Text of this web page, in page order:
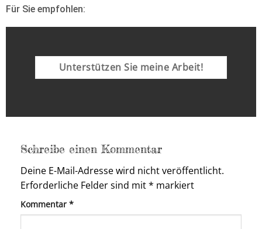
Für Sie empfohlen:
Unterstützen Sie meine Arbeit!
Schreibe einen Kommentar
Deine E-Mail-Adresse wird nicht veröffentlicht.
Erforderliche Felder sind mit* markiert
Kommentar *